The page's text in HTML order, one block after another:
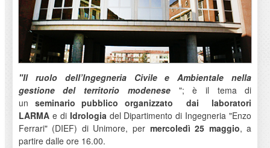
"Il ruolo dell’Ingegneria Civile e Ambientale nella
gestione del territorio modenese
"; è il tema di
un seminario pubblico organizzato dai
laboratori
LARMAe diIdrologiadel Dipartimento di Ingegneria "Enzo
Ferrari" (DIEF) di Unimore, per mercoledì 25 maggio, a
partire dalle ore 16.00.